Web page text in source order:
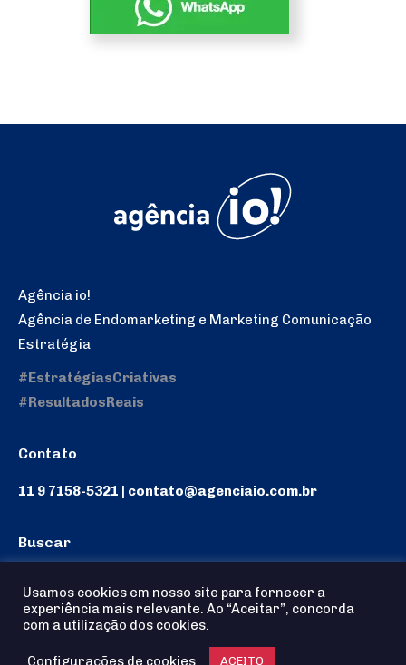
Agência io!
Agência de Endomarketing e Marketing Comunicação
Estratégia
#EstratégiasCriativas
#ResultadosReais
Contato
11 9 7158-5321 | contato@agenciaio.com.br
Buscar
Agência io! © 2025 - Todos os Direitos reservados
Usamos cookies em nosso site para fornecer a
experiência mais relevante. Ao “Aceitar”, concorda
com a utilização dos cookies.
Configurações de cookies ACEITO